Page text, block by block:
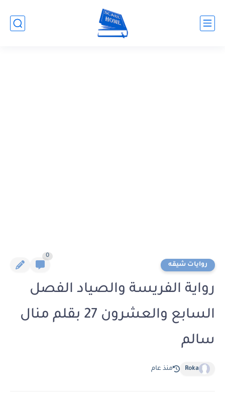
روايات شيقه
0
رواية الفريسة والصياد الفصل
السابع والعشرون 27 بقلم منال
سالم
Roka منذ عام